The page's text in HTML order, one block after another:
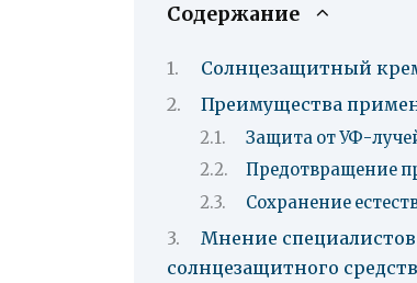
Содержание
Солнцезащитный
Преимущества
Защита от УФ-
Предотвращение
Сохранение
Мнение
солнцезащитного